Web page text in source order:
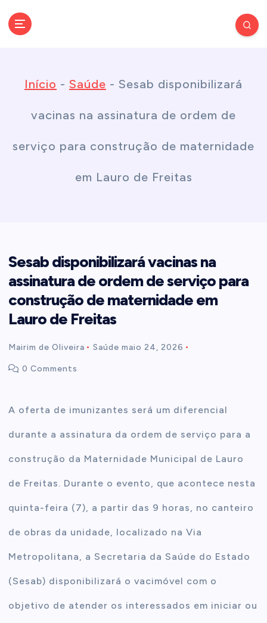
Início - Saúde - Sesab disponibilizará
vacinas na assinatura de ordem de
serviço para construção de maternidade
em Lauro de Freitas
Sesab disponibilizará vacinas na
assinatura de ordem de serviço para
construção de maternidade em
Lauro de Freitas
Mairim de Oliveira Saúde maio 24, 2026
0 Comments
A oferta de imunizantes será um diferencial
durante a assinatura da ordem de serviço para a
construção da Maternidade Municipal de Lauro
de Freitas. Durante o evento, que acontece nesta
quinta-feira (7), a partir das 9 horas, no canteiro
de obras da unidade, localizado na Via
Metropolitana, a Secretaria da Saúde do Estado
(Sesab) disponibilizará o vacimóvel com o
objetivo de atender os interessados em iniciar ou